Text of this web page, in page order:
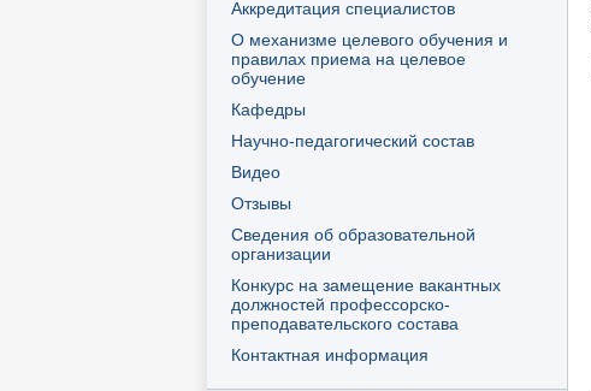
Аккредитация специалистов
О механизме целевого обучения и
правилах приема на целевое
обучение
Кафедры
Научно-педагогический состав
Видео
Отзывы
Сведения об образовательной
организации
Конкурс на замещение вакантных
должностей профессорско-
преподавательского состава
Контактная информация